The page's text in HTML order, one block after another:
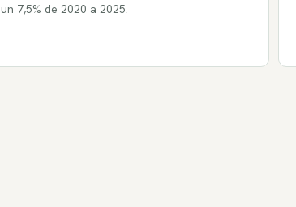
un 7,5% de 2020 a 2025.